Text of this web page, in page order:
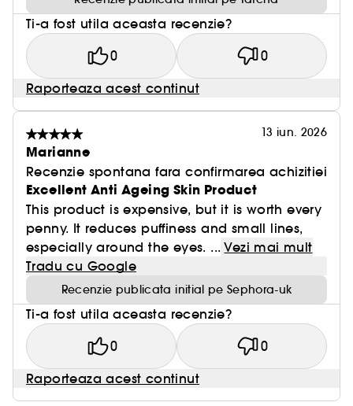
Ti-a fost utila aceasta recenzie?
0 0
Raporteaza acest continut
13 iun. 2026
Marianne
Recenzie spontana fara confirmarea achizitiei
Excellent Anti Ageing Skin Product
This product is expensive, but it is worth every
penny. It reduces puffiness and small lines,
especially around the eyes. ... Vezi mai mult
Tradu cu Google
Recenzie publicata initial pe Sephora-uk
Ti-a fost utila aceasta recenzie?
0 0
Raporteaza acest continut